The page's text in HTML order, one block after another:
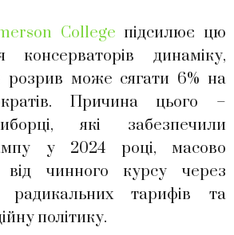
College підсилює цю
динаміку,
може сягати 6% на
Причина цього –
які забезпечили
у 2024 році, масово
від чинного курсу через
радикальних тарифів та
політику.